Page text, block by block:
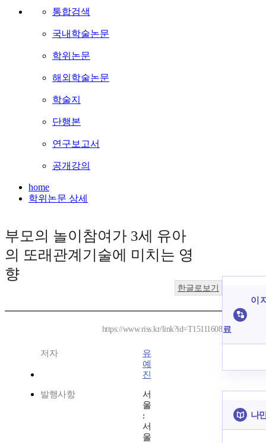
통합검색
국내학술논문
학위논문
해외학술논문
학술지
단행본
연구보고서
공개강의
home
학위논문 상세
부모의 놀이참여가 3세 유아
의 또래관계기술에 미치는 영
향
한글로보기
https://www.riss.kr/link?id=T15111608
저자
유
예
진
발행사항
서
울
:
서
울
이
료
나